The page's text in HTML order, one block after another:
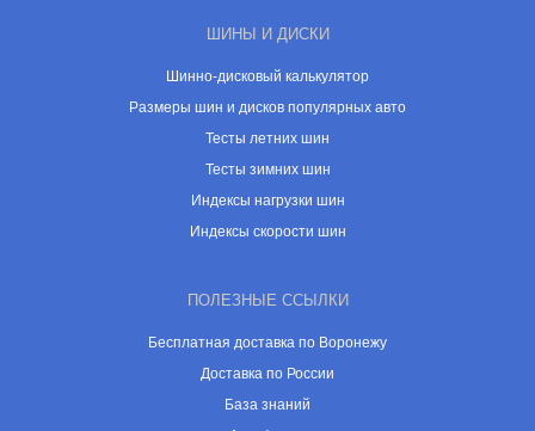
ШИНЫ И ДИСКИ
Шинно-дисковый калькулятор
Размеры шин и дисков популярных авто
Тесты летних шин
Тесты зимних шин
Индексы нагрузки шин
Индексы скорости шин
ПОЛЕЗНЫЕ ССЫЛКИ
Бесплатная доставка по Воронежу
Доставка по России
База знаний